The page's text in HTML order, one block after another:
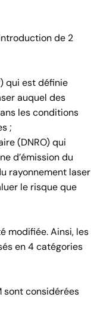
de 2
qui est définie
auquel des
les conditions
;
(DNRO) qui
d’émission du
rayonnement laser
le risque que
modifiée. Ainsi, les
en 4 catégories
sont considérées